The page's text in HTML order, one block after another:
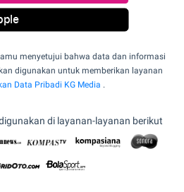
menyetujui bahwa data dan informasi
digunakan untuk memberikan layanan
Data Pribadi KG Media .
di layanan-layanan berikut